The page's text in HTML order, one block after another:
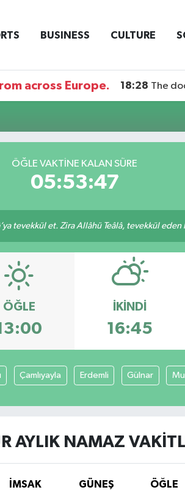
BUSINESS CULTURE
across Europe. 18:28 The
ÖĞLE VAKTİNE KALAN SÜRE
05:53:47
tevekkül et. Zira Allâhü Teâlâ, tevekkül eden
ÖĞLE İKINDI
16:45
Çamlıyayla Erdemli Gülnar
AYLIK NAMAZ
İMSAK GÜNEŞ ÖĞLE